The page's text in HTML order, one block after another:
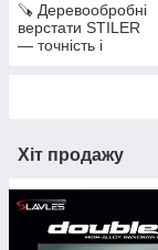
🪚 Деревообробні
верстати STILER
— точність і
Хіт продажу